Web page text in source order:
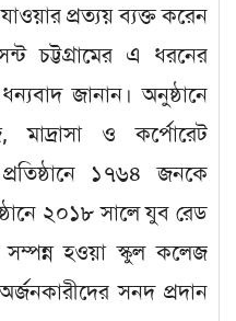
প্রত্যয় ব্যক্ত করেন
চট্টগ্রামের এ ধরনের
জানান। অনুষ্ঠানে
ও কর্পোরেট
১৭৬৪ জনকে
২০১৮ সালে যুব রেড
সম্পন্ন হওয়া স্কুল কলেজ
সনদ প্রদান